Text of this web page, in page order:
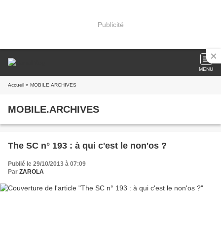
Publicité
MENU
Accueil » MOBILE.ARCHIVES
MOBILE.ARCHIVES
The SC n° 193 : à qui c'est le non'os ?
Publié le 29/10/2013 à 07:09
Par ZAROLA